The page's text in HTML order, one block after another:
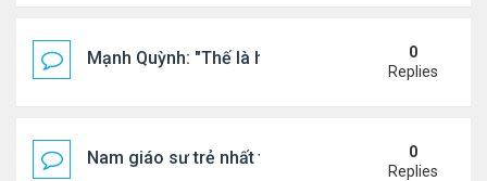
Mạnh Quỳnh: "Thế là hết"
0
Replies
Nam giáo sư trẻ nhất thế giới ở tuổi 18
0
Replies